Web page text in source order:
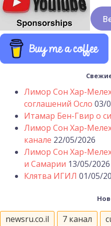
Лимор Сон Хар-
соглашений Осло 03/
Итамар Бен-Гвир о
Лимор Сон Хар-
канале 22/05/2026
Лимор Сон Хар-
и Самарии 13/05/2026
Клятва ИГИЛ 01/05/
newsru.co.il 7 канал